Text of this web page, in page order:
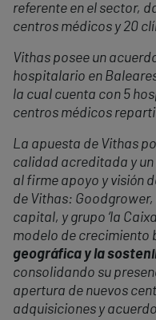
referente en el sector,
centros médicos y 20
Vithas posee un
hospitalario en
la cual cuenta con 5
centros médicos
La apuesta de Vithas
calidad acreditada y
al firme apoyo y visión
de Vithas:
capital, y grupo ‘la
modelo de crecimiento
geográfica y la
consolidando su
apertura de nuevos
adquisiciones y